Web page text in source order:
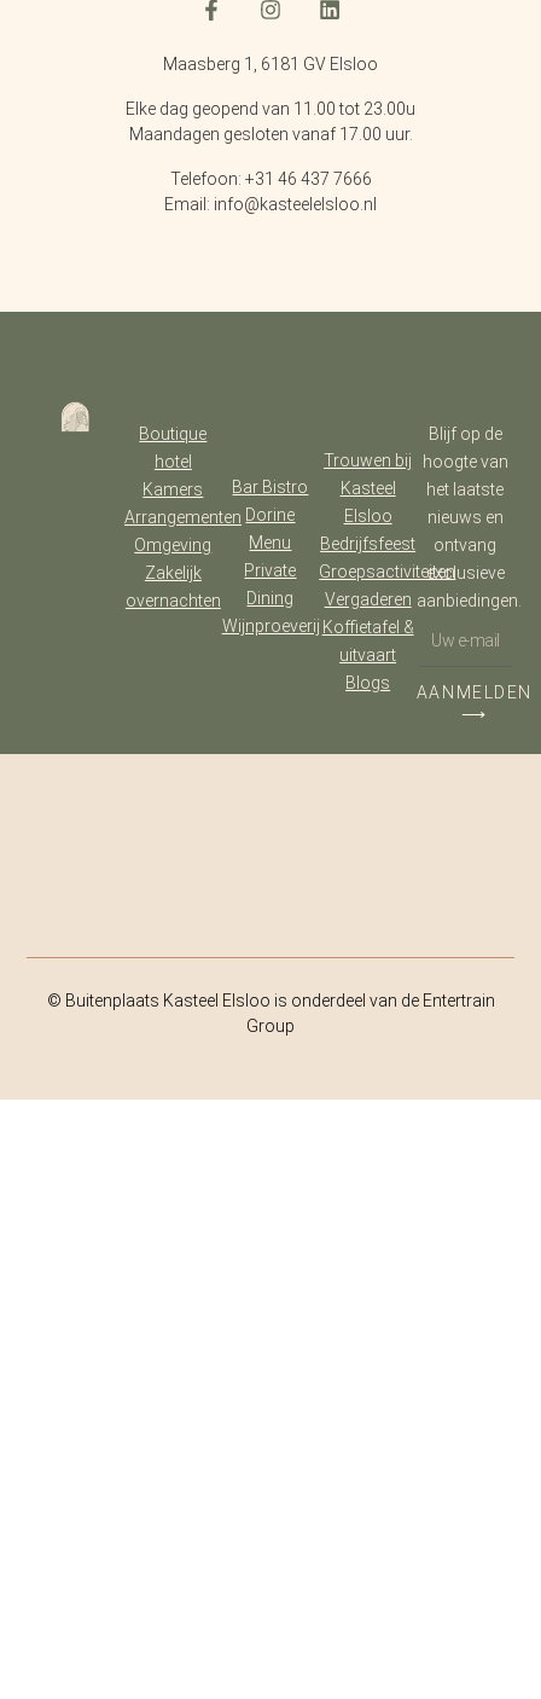
Maasberg 1, 6181 GV Elsloo
Elke dag geopend van 11.00 tot 23.00u
Maandagen gesloten vanaf 17.00 uur.
Telefoon: +31 46 437 7666
Email: info@kasteelelsloo.nl
Boutique
hotel
Kamers
Arrangementen
Omgeving
Zakelijk
overnachten
Bar Bistro
Dorine
Menu
Private
Dining
Wijnproeverij
Trouwen bij
Kasteel
Elsloo
Bedrijfsfeest
Groepsactiviteiten
Vergaderen
Koffietafel &
uitvaart
Blogs
Blijf op de
hoogte van
het laatste
nieuws en
ontvang
exclusieve
aanbiedingen.
AANMELDEN
⟶
© Buitenplaats Kasteel Elsloo is onderdeel van de Entertrain
Group